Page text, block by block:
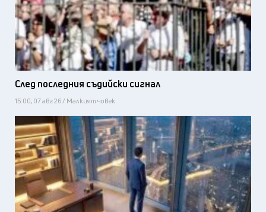
След последния съдийски сигнал
15:00, 07 авг 26 / Малкият човек